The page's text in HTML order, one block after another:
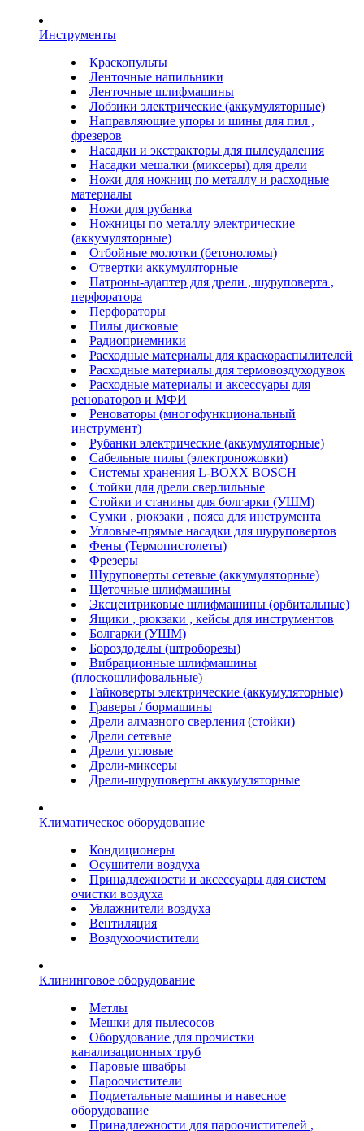
Инструменты
Краскопульты
Ленточные напильники
Ленточные шлифмашины
Лобзики электрические (аккумуляторные)
Направляющие упоры и шины для пил ,
фрезеров
Насадки и экстракторы для пылеудаления
Насадки мешалки (миксеры) для дрели
Ножи для ножниц по металлу и расходные
материалы
Ножи для рубанка
Ножницы по металлу электрические
(аккумуляторные)
Отбойные молотки (бетоноломы)
Отвертки аккумуляторные
Патроны-адаптер для дрели , шуруповерта ,
перфоратора
Перфораторы
Пилы дисковые
Радиоприемники
Расходные материалы для краскораспылителей
Расходные материалы для термовоздуходувок
Расходные материалы и аксессуары для
реноваторов и МФИ
Реноваторы (многофункциональный
инструмент)
Рубанки электрические (аккумуляторные)
Сабельные пилы (электроножовки)
Системы хранения L-BOXX BOSCH
Стойки для дрели сверлильные
Стойки и станины для болгарки (УШМ)
Сумки , рюкзаки , пояса для инструмента
Угловые-прямые насадки для шуруповертов
Фены (Термопистолеты)
Фрезеры
Шуруповерты сетевые (аккумуляторные)
Щеточные шлифмашины
Эксцентриковые шлифмашины (орбитальные)
Ящики , рюкзаки , кейсы для инструментов
Болгарки (УШМ)
Бороздоделы (штроборезы)
Вибрационные шлифмашины
(плоскошлифовальные)
Гайковерты электрические (аккумуляторные)
Граверы / бормашины
Дрели алмазного сверления (стойки)
Дрели сетевые
Дрели угловые
Дрели-миксеры
Дрели-шуруповерты аккумуляторные
Климатическое оборудование
Кондиционеры
Осушители воздуха
Принадлежности и аксессуары для систем
очистки воздуха
Увлажнители воздуха
Вентиляция
Воздухоочистители
Клининговое оборудование
Метлы
Мешки для пылесосов
Оборудование для прочистки
канализационных труб
Паровые швабры
Пароочистители
Подметальные машины и навесное
оборудование
Принадлежности для пароочистителей ,